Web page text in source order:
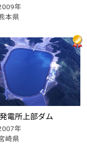
年
本県
電所上部ダム
年
崎県